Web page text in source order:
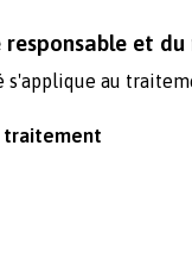
responsable et
au
traitement